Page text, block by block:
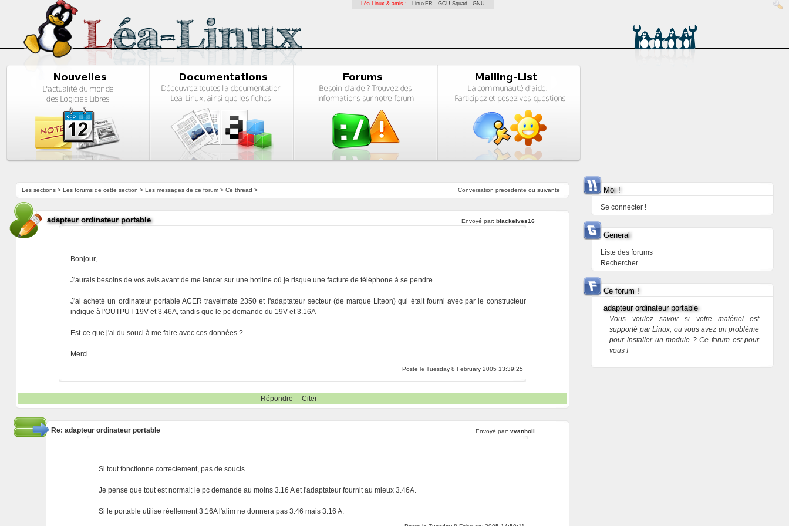
Léa-Linux & amis : LinuxFR GCU-Squad GNU
Conversation precedente ou suivante
Les sections> Les forums de cette section > Les messages de ce forum> Ce thread >
adapteur ordinateur portable Envoyé par: blackelves16
Bonjour,
J'aurais besoins de vos avis avant de me lancer sur une hotline où je risque une facture de téléphone à se pendre...
J'ai acheté un ordinateur portable ACER travelmate 2350 et l'adaptateur secteur (de marque Liteon) qui était fourni avec par le constructeur
indique à l'OUTPUT 19V et 3.46A, tandis que le pc demande du 19V et 3.16A
Est-ce que j'ai du souci à me faire avec ces données ?
Merci
Poste le Tuesday 8 February 2005 13:39:25
Répondre Citer
Re: adapteur ordinateur portable Envoyé par: vvanholl
Si tout fonctionne correctement, pas de soucis.
Je pense que tout est normal: le pc demande au moins 3.16 A et l'adaptateur fournit au mieux 3.46A.
Si le portable utilise réellement 3.16A l'alim ne donnera pas 3.46 mais 3.16 A.
Moi !
Se connecter !
General
Liste des forums
Rechercher
Ce forum !
adapteur ordinateur portable
Vous voulez savoir si votre matériel est
supporté par Linux, ou vous avez un problème
pour installer un module ? Ce forum est pour
vous !